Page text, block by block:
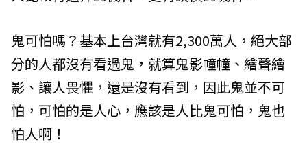
鬼可怕嗎？基本上台灣就有2,300萬人，絕大部
分的人都沒有看過鬼，就算鬼影幢幢、繪聲繪
影、讓人畏懼，還是沒有看到，因此鬼並不可
怕，可怕的是人心，應該是人比鬼可怕，鬼也
怕人啊！